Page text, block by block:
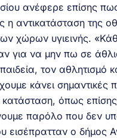
ανέφερε επίσης
η αντικατάσταση της
χώρων υγιεινής.
για να μην πω σε
τον αθλητισμό
κάνει
κατάσταση, όπως
παρόλο που δεν
ο δήμος